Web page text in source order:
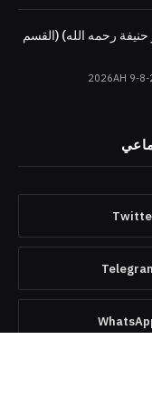
حنيفة رحمه الله) (القسم